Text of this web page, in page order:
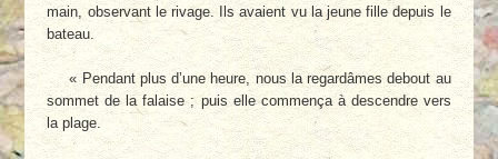
main, observant le rivage. Ils avaient vu la jeune fille depuis le
bateau.
« Pendant plus d’une heure, nous la regardâmes debout au
sommet de la falaise ; puis elle commença à descendre vers
la plage.